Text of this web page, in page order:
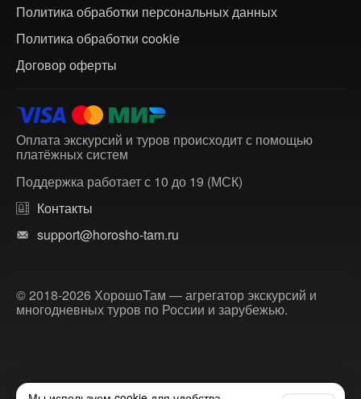
Политика обработки персональных данных
Политика обработки cookie
Договор оферты
Оплата экскурсий и туров происходит с помощью
платёжных систем
Поддержка работает с 10 до 19 (МСК)
Контакты
support@horosho-tam.ru
© 2018-2026 ХорошоТам — агрегатор экскурсий и
многодневных туров по России и зарубежью.